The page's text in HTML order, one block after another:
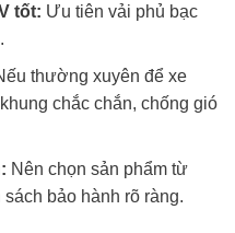
tốt: Ưu tiên vải phủ bạc
thường xuyên để xe
chắc chắn, chống gió
Nên chọn sản phẩm từ
bảo hành rõ ràng.